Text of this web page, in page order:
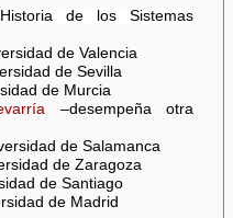
de los Sistemas
de Valencia
de Sevilla
de Murcia
–desempeña otra
de Salamanca
de Zaragoza
de Santiago
de Madrid